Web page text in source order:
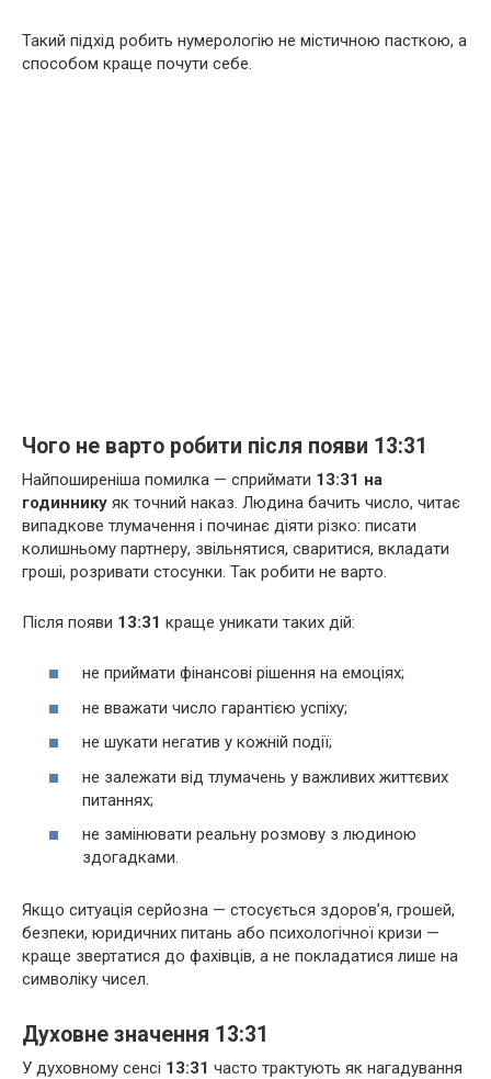
Такий підхід робить нумерологію не містичною пасткою, а
способом краще почути себе.
Чого не варто робити після появи 13:31
Найпоширеніша помилка — сприймати 13:31 на
годиннику як точний наказ. Людина бачить число, читає
випадкове тлумачення і починає діяти різко: писати
колишньому партнеру, звільнятися, сваритися, вкладати
гроші, розривати стосунки. Так робити не варто.
Після появи 13:31 краще уникати таких дій:
не приймати фінансові рішення на емоціях;
не вважати число гарантією успіху;
не шукати негатив у кожній події;
не залежати від тлумачень у важливих життєвих
питаннях;
не замінювати реальну розмову з людиною
здогадками.
Якщо ситуація серйозна — стосується здоров’я, грошей,
безпеки, юридичних питань або психологічної кризи —
краще звертатися до фахівців, а не покладатися лише на
символіку чисел.
Духовне значення 13:31
У духовному сенсі 13:31 часто трактують як нагадування